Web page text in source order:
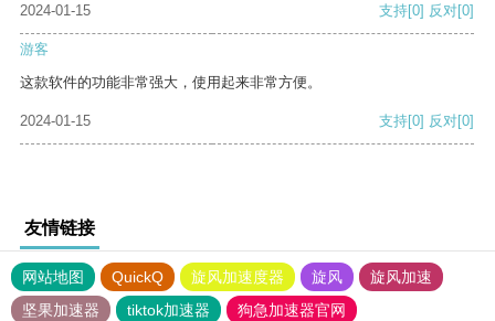
2024-01-15
支持[0] 反对[0]
游客
这款软件的功能非常强大，使用起来非常方便。
2024-01-15 支持[0] 反对[0]
友情链接
网站地图 QuickQ 旋风加速度器 旋风
旋风加速
坚果加速器
tiktok加速器
狗急加速器官网